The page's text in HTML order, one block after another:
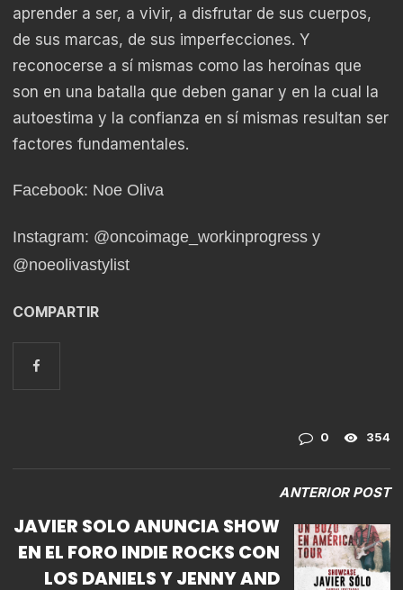
aprender a ser, a vivir, a disfrutar de sus cuerpos,
de sus marcas, de sus imperfecciones. Y
reconocerse a sí mismas como las heroínas que
son en una batalla que deben ganar y en la cual la
autoestima y la confianza en sí mismas resultan ser
factores fundamentales.
Facebook: Noe Oliva
Instagram: @oncoimage_workinprogress y
@noeolivastylist
COMPARTIR
0 354
ANTERIOR POST
JAVIER SOLO ANUNCIA SHOW
EN EL FORO INDIE ROCKS CON
LOS DANIELS Y JENNY AND